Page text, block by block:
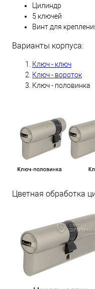
Цилиндр
5 ключей
Винт для
Варианты корпуса:
Ключ - ключ
Ключ - вороток
Ключ - половинка
Цветная обработка